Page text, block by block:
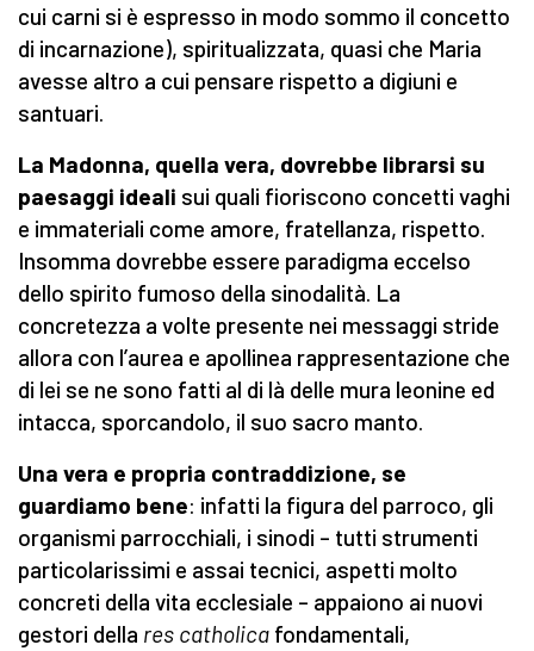
cui carni si è espresso in modo sommo il concetto
di incarnazione), spiritualizzata, quasi che Maria
avesse altro a cui pensare rispetto a digiuni e
santuari.
La Madonna, quella vera, dovrebbe librarsi su
paesaggi ideali sui quali fioriscono concetti vaghi
e immateriali come amore, fratellanza, rispetto.
Insomma dovrebbe essere paradigma eccelso
dello spirito fumoso della sinodalità. La
concretezza a volte presente nei messaggi stride
allora con l’aurea e apollinea rappresentazione che
di lei se ne sono fatti al di là delle mura leonine ed
intacca, sporcandolo, il suo sacro manto.
Una vera e propria contraddizione, se
guardiamo bene: infatti la figura del parroco, gli
organismi parrocchiali, i sinodi – tutti strumenti
particolarissimi e assai tecnici, aspetti molto
concreti della vita ecclesiale – appaiono ai nuovi
gestori della res catholica fondamentali,